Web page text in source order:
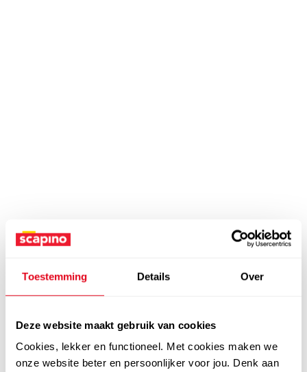
Toestemming Details Over
Deze website maakt gebruik van cookies
Cookies, lekker en functioneel. Met cookies maken we
onze website beter en persoonlijker voor jou. Denk aan